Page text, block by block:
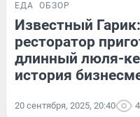
ЕДА ОБЗОР
Известный
ресторатор
длинный люля-
история
20 сентября, 2025, 20:40